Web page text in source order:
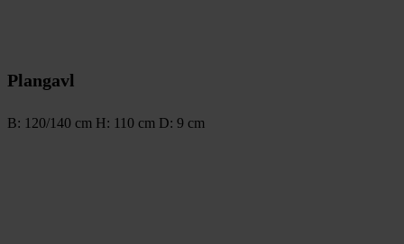
Plangavl
B: 120/140 cm H: 110 cm D: 9 cm